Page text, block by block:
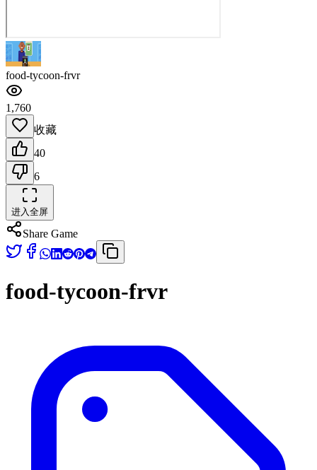
food-tycoon-frvr
1,760
收藏
40
6
进入全屏
Share Game
food-tycoon-frvr